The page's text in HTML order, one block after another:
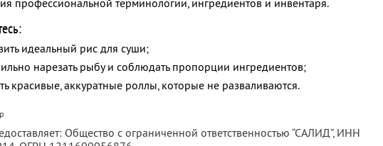
профессиональной терминологии, ингредиентов и инвентаря.
идеальный рис для суши;
нарезать рыбу и соблюдать пропорции ингредиентов;
красивые, аккуратные роллы, которые не разваливаются.
Общество с ограниченной ответственностью “САЛИД”, ИНН